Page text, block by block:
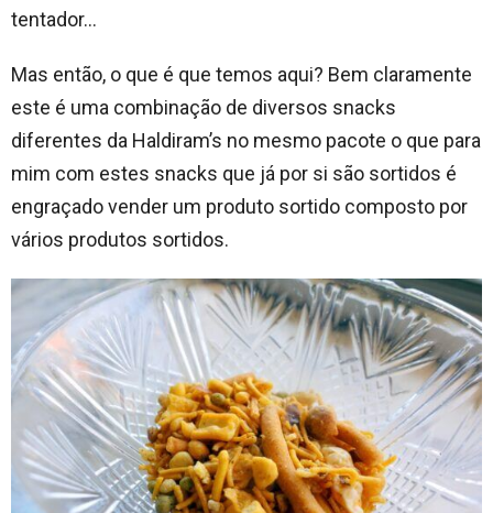
tentador…
Mas então, o que é que temos aqui? Bem claramente
este é uma combinação de diversos snacks
diferentes da Haldiram’s no mesmo pacote o que para
mim com estes snacks que já por si são sortidos é
engraçado vender um produto sortido composto por
vários produtos sortidos.